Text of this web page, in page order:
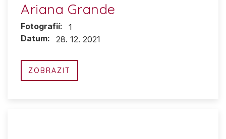
Ariana Grande
Fotografií:
1
Datum:
28. 12. 2021
ZOBRAZIT